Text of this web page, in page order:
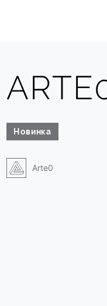
Новинка
Arte0